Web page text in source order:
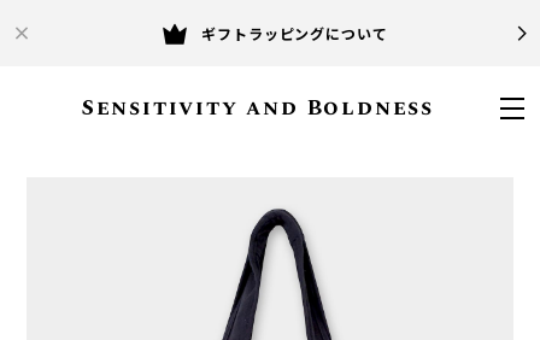
ギフトラッピングについて
Sensitivity and Boldness